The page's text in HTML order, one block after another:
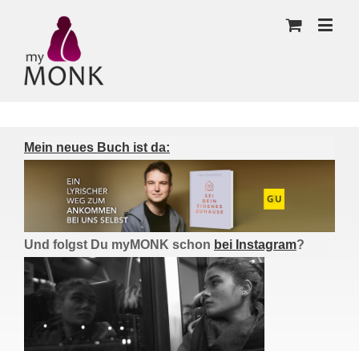
Mein neues Buch ist da:
Und folgst Du myMONK schon bei Instagram?